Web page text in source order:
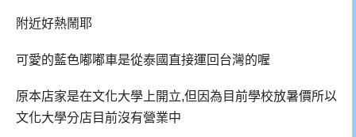
附近好熱鬧耶
可愛的藍色嘟嘟車是從泰國直接運回台灣的喔
原本店家是在文化大學上開立,但因為目前學校放暑價所以
文化大學分店目前沒有營業中